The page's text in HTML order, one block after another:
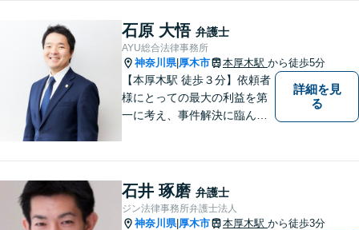
親身に対応し、皆さまの少し
でも明るい未来のために尽力
しますのでご安心ください。
【駐車場有】
石原 大悟 弁護士
AYU総合法律事務所
神奈川県| 厚木市 本厚木駅 から徒歩5分
【本厚木駅 徒歩３分】依頼者
様にとっての最大の利益を第
一に考え、事件解決に臨んで
所を目指しております。
詳細を見
る
石井 琢磨 弁護士
ジン法律事務所弁護士法人
神奈川県| 厚木市 本厚木駅 から徒歩3分